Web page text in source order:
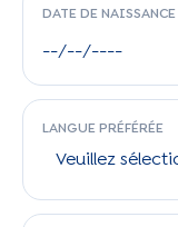
DATE DE NAISSANCE
LANGUE PRÉFÉRÉE